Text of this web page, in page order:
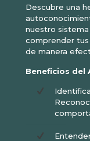
Descubre una
nuestro
comprender
de manera
Beneficios del